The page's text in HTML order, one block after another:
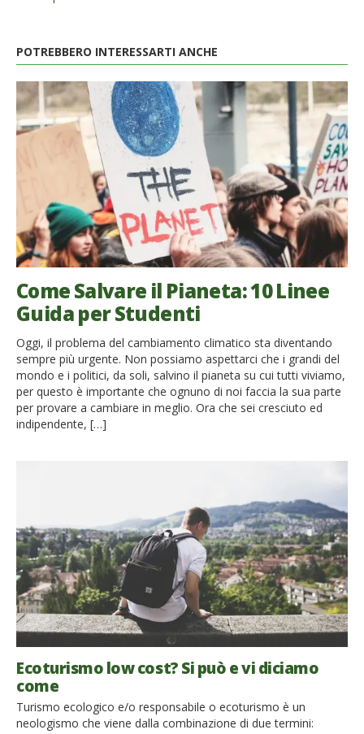
POTREBBERO INTERESSARTI ANCHE
Come Salvare il Pianeta: 10 Linee
Guida per Studenti
Oggi, il problema del cambiamento climatico sta diventando
sempre più urgente. Non possiamo aspettarci che i grandi del
mondo e i politici, da soli, salvino il pianeta su cui tutti viviamo,
per questo è importante che ognuno di noi faccia la sua parte
per provare a cambiare in meglio. Ora che sei cresciuto ed
indipendente, […]
Ecoturismo low cost? Si può e vi diciamo
come
Turismo ecologico e/o responsabile o ecoturismo è un
neologismo che viene dalla combinazione di due termini: